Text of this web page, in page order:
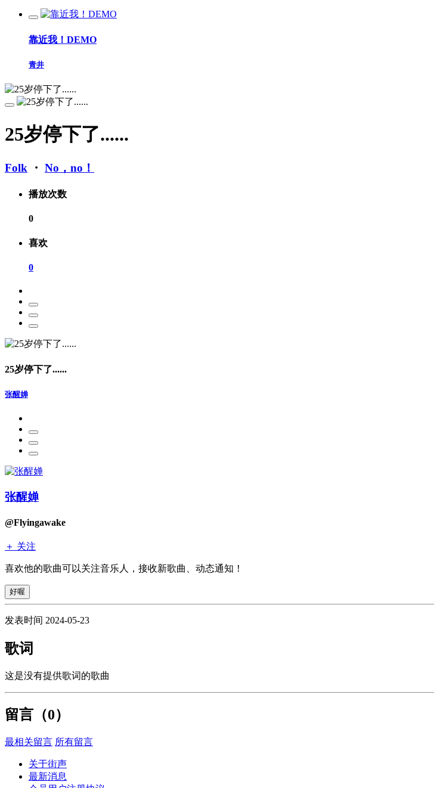
靠近我！DEMO
青井
25岁停下了......
Folk ・ No，no！
播放次数
0
喜欢
0
25岁停下了......
张醒婵
张醒婵
@Flyingawake
＋ 关注
喜欢他的歌曲可以关注音乐人，接收新歌曲、动态通知！
好喔
发表时间 2024-05-23
歌词
这是没有提供歌词的歌曲
留言（0）
最相关留言 所有留言
关于街声
最新消息